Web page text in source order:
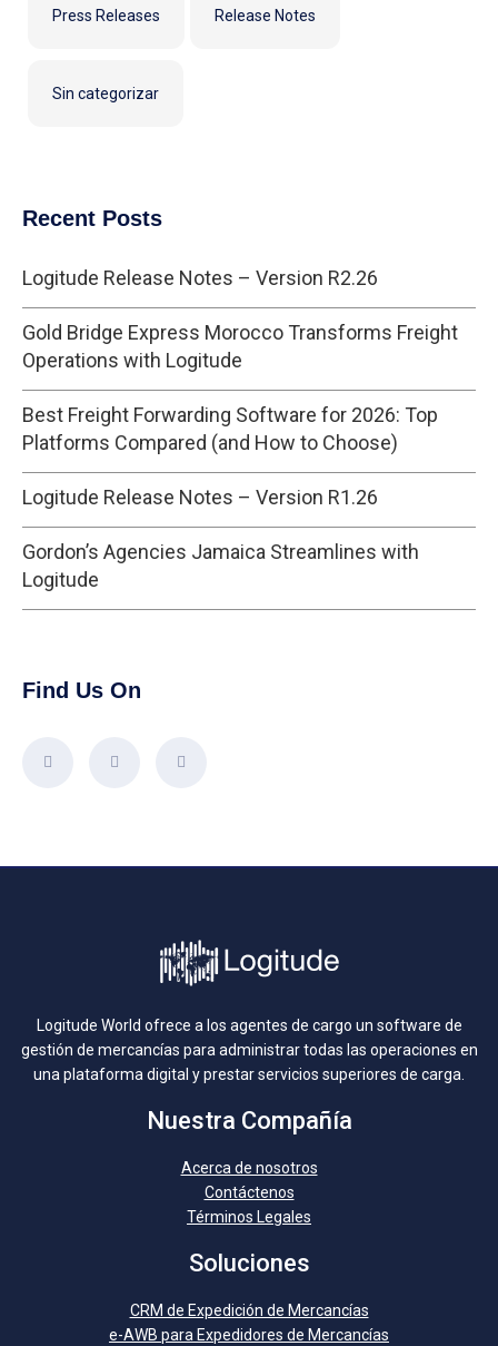
Press Releases Release Notes
Sin categorizar
Recent Posts
Logitude Release Notes – Version R2.26
Gold Bridge Express Morocco Transforms Freight
Operations with Logitude
Best Freight Forwarding Software for 2026: Top
Platforms Compared (and How to Choose)
Logitude Release Notes – Version R1.26
Gordon’s Agencies Jamaica Streamlines with
Logitude
Find Us On
Logitude World ofrece a los agentes de cargo un software de
gestión de mercancías para administrar todas las operaciones en
una plataforma digital y prestar servicios superiores de carga.
Nuestra Compañía
Acerca de nosotros
Contáctenos
Términos Legales
Soluciones
CRM de Expedición de Mercancías
e-AWB para Expedidores de Mercancías